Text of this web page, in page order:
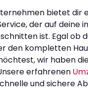
bietet dir
der auf deine
ist. Egal ob
den kompletten
wir haben
erfahrenen
und sichere